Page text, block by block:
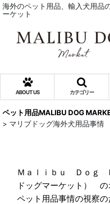
海外のペット用品、輸入犬用品
ーケット
ABOUT US カテゴリー
ペット用品MALIBU DOG
> マリブドッグ海外犬用品事情
Ｍａｌｉｂｕ Ｄｏｇ
ドッグマーケット）
ペット用品事情の視察の